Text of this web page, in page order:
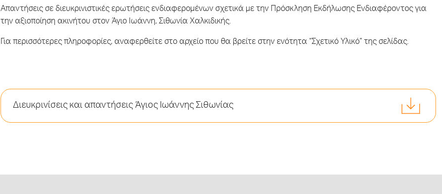
Απαντήσεις σε διευκρινιστικές ερωτήσεις ενδιαφερομένων σχετικά με την Πρόσκληση Εκδήλωσης Ενδιαφέροντος για
την αξιοποίηση ακινήτου στον Άγιο Ιωάννη, Σιθωνία Χαλκιδικής.
Για περισσότερες πληροφορίες, αναφερθείτε στο αρχείο που θα βρείτε στην ενότητα “Σχετικό Υλικό” της σελίδας.
Διευκρινίσεις και απαντήσεις Άγιος Ιωάννης Σιθωνίας